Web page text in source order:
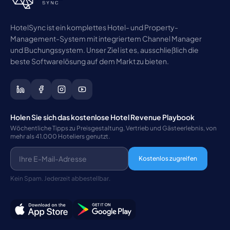
HotelSync ist ein komplettes Hotel- und Property-
Management-System mit integriertem Channel Manager
und Buchungssystem. Unser Ziel ist es, ausschließlich die
beste Softwarelösung auf dem Markt zu bieten.
Holen Sie sich das kostenlose Hotel Revenue Playbook
Wöchentliche Tipps zu Preisgestaltung, Vertrieb und Gästeerlebnis, von
mehr als 41.000 Hoteliers genutzt.
Kostenlos zugreifen
Kein Spam. Jederzeit abbestellbar.